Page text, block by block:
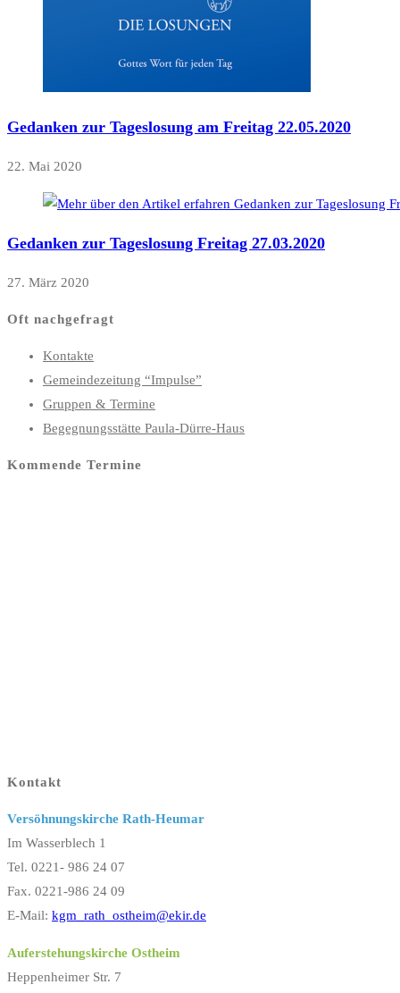
Gedanken zur Tageslosung am Freitag 22.05.2020
22. Mai 2020
Gedanken zur Tageslosung Freitag 27.03.2020
27. März 2020
Oft nachgefragt
Kontakte
Gemeindezeitung “Impulse”
Gruppen & Termine
Begegnungsstätte Paula-Dürre-Haus
Kommende Termine
Kontakt
Versöhnungskirche Rath-Heumar
Im Wasserblech 1
Tel. 0221- 986 24 07
Fax. 0221-986 24 09
E-Mail: kgm_rath_ostheim@ekir.de
Auferstehungskirche Ostheim
Heppenheimer Str. 7